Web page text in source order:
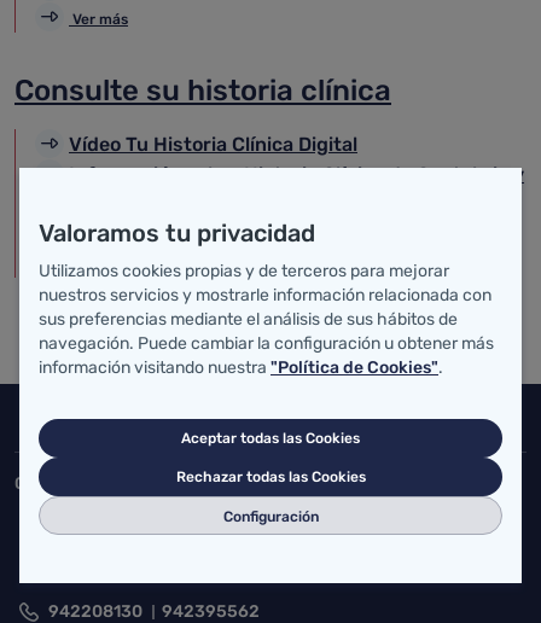
Ver más
Consulte su historia clínica
Vídeo Tu Historia Clínica Digital
Información sobre Historia Clínica de Cantabria y
Información sobre Historia Clínica Resumida
Europea (EU-Patient Summary)(EUPS)
Inicio del pie de página
Consejería de Salud
Federico Vial 13, 39009 Santander, Cantabria
942208130 942395562
Valoramos tu privacidad
Utilizamos cookies propias y de terceros para mejorar
nuestros servicios y mostrarle información relacionada con
sus preferencias mediante el análisis de sus hábitos de
navegación. Puede cambiar la configuración u obtener más
información visitando nuestra "Política de Cookies".
Aceptar todas las Cookies
Rechazar todas las Cookies
Configuración